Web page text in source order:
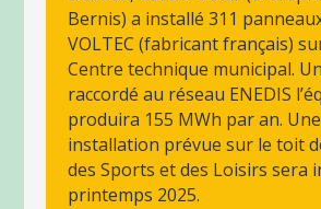
Bernis) a installé 311
VOLTEC (fabricant français)
Centre technique municipal.
raccordé au réseau ENEDIS
produira 155 MWh par an.
installation prévue sur le toit
des Sports et des Loisirs sera
printemps 2025.